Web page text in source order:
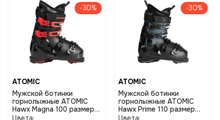
-30%
ATOMIC
Мужской ботинки
горнолыжные ATOMIC
Hawx Magna 100 размер
28,5
Цвета:
-30%
ATOMIC
Мужской ботинки
горнолыжные ATOMIC
Hawx Prime 110 размер
26,5
Цвета: